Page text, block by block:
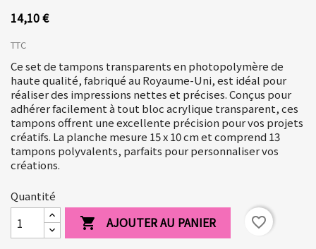
14,10 €
TTC
Ce set de tampons transparents en photopolymère de
haute qualité, fabriqué au Royaume-Uni, est idéal pour
réaliser des impressions nettes et précises. Conçus pour
adhérer facilement à tout bloc acrylique transparent, ces
tampons offrent une excellente précision pour vos projets
créatifs. La planche mesure 15 x 10 cm et comprend 13
tampons polyvalents, parfaits pour personnaliser vos
créations.
Quantité
 AJOUTER AU PANIER favorite_border